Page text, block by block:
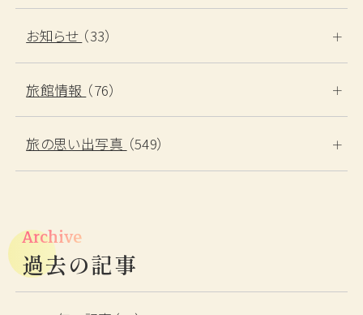
お知らせ （33）
旅館情報 （76）
旅の思い出写真 （549）
Archive
過去の記事